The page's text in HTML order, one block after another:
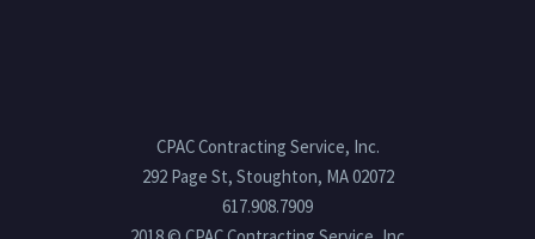
CPAC Contracting Service, Inc.
292 Page St, Stoughton, MA 02072
617.908.7909